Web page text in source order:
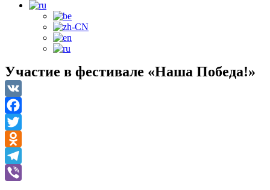
Участие в фестивале «Наша Победа!»
VK
Facebook
Twitter
Odnoklassniki
Telegram